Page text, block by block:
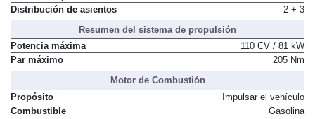
Distribución de asientos
2 + 3
Resumen del sistema de propulsión
Potencia máxima
110 CV / 81 kW
Par máximo
205 Nm
Motor de Combustión
Propósito
Impulsar el vehículo
Combustible
Gasolina